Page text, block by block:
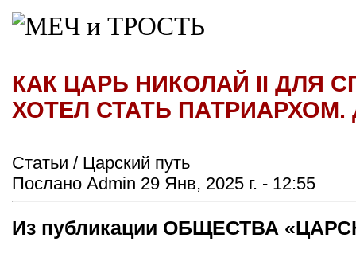
КАК ЦАРЬ НИКОЛАЙ II ДЛЯ
ХОТЕЛ СТАТЬ
Статьи / Царский путь
Послано Admin 29 Янв, 2025 г. - 12:55
Из публикации ОБЩЕСТВА